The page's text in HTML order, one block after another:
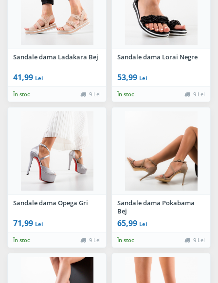
Sandale dama Ladakara Bej
41,99 Lei
În stoc 9 Lei
Sandale dama Lorai Negre
53,99 Lei
În stoc 9 Lei
Sandale dama Opega Gri
71,99 Lei
În stoc 9 Lei
Sandale dama Pokabama
Bej
65,99 Lei
În stoc 9 Lei